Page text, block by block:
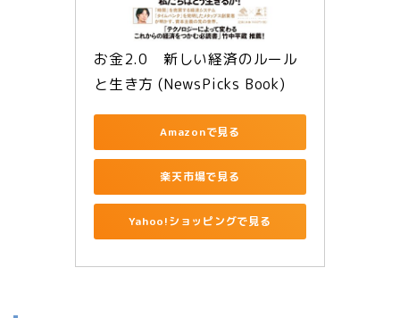
お金2.0　新しい経済のルール
と生き方 (NewsPicks Book)
Amazonで見る
楽天市場で見る
Yahoo!ショッピングで見る